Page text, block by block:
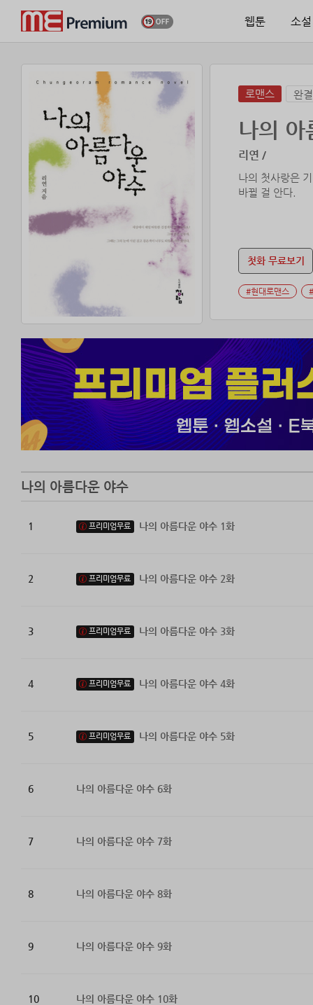
웹툰 소설
로맨스 완결
나의 아
리연 /
나의 첫사랑은
바뀔 걸 안다.
첫화 무료보기
#현대로맨스
나의 아름다운 야수
1 프리미엄무료 나의 아름다운 야수 1화
2 프리미엄무료 나의 아름다운 야수 2화
3 프리미엄무료 나의 아름다운 야수 3화
4 프리미엄무료 나의 아름다운 야수 4화
5 프리미엄무료 나의 아름다운 야수 5화
6 나의 아름다운 야수 6화
7 나의 아름다운 야수 7화
8 나의 아름다운 야수 8화
9 나의 아름다운 야수 9화
10 나의 아름다운 야수 10화